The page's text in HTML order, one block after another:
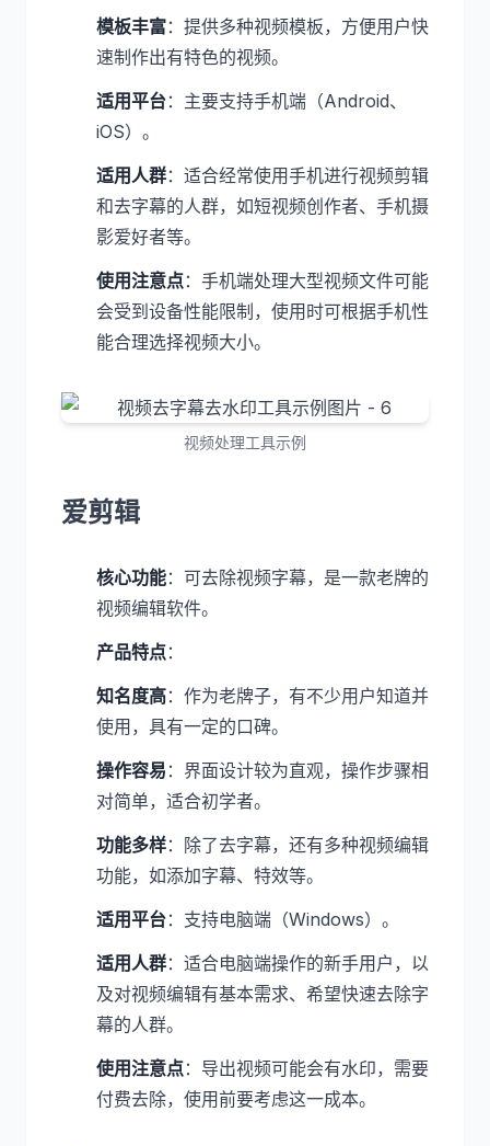
模板丰富：提供多种视频模板，方便用户快
速制作出有特色的视频。
适用平台：主要支持手机端（Android、
iOS）。
适用人群：适合经常使用手机进行视频剪辑
和去字幕的人群，如短视频创作者、手机摄
影爱好者等。
使用注意点：手机端处理大型视频文件可能
会受到设备性能限制，使用时可根据手机性
能合理选择视频大小。
视频处理工具示例
爱剪辑
核心功能：可去除视频字幕，是一款老牌的
视频编辑软件。
产品特点：
知名度高：作为老牌子，有不少用户知道并
使用，具有一定的口碑。
操作容易 ：界面设计较为直观，操作步骤相
对简单，适合初学者。
功能多样：除了去字幕，还有多种视频编辑
功能，如添加字幕、特效等。
适用平台：支持电脑端（Windows）。
适用人群：适合电脑端操作的新手用户，以
及对视频编辑有基本需求、希望快速去除字
幕的人群。
使用注意点：导出视频可能会有水印，需要
付费去除，使用前要考虑这一成本。